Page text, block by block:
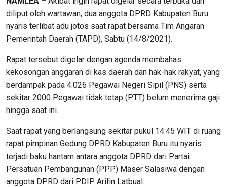
diliput oleh wartawan, dua anggota DPRD Kabupaten Buru
nyaris terlibat adu jotos saat rapat bersama Tim Angaran
Pemerintah Daerah (TAPD), Sabtu (14/8/2021).
Rapat tersebut digelar dengan agenda membahas
kekosongan anggaran di kas daerah dan hak-hak rakyat, yang
berdampak pada 4.026 Pegawai Negeri Sipil (PNS) serta
sekitar 2000 Pegawai tidak tetap (PTT) belum menerima gaji
hingga saat ini.
Saat rapat yang berlangsung sekitar pukul 14:45 WIT di ruang
rapat pimpinan Gedung DPRD Kabupaten Buru itu nyaris
terjadi baku hantam antara anggota DPRD dari Partai
Persatuan Pembangunan (PPP) Maser Salasiwa dengan
anggota DPRD dari PDIP Arifin Latbual.